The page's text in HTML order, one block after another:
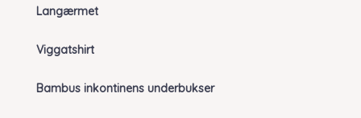
Langærmet
Viggatshirt
Bambus inkontinens underbukser